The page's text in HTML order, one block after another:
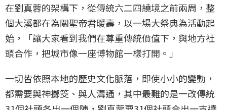
在劉真蓉的架構下，從傳統六二四繞境之前兩周，整
個大溪都在為關聖帝君暖壽，以一場大祭典為活動起
始，「讓大家看到我們在尊重傳統價值下，與地方社
頭合作，把城市像一座博物館一樣打開。」
一切皆依照本地的歷史文化脈落，即使小小的變動，
都需要與神擲筊、與人溝通，其中最難的是一改傳統